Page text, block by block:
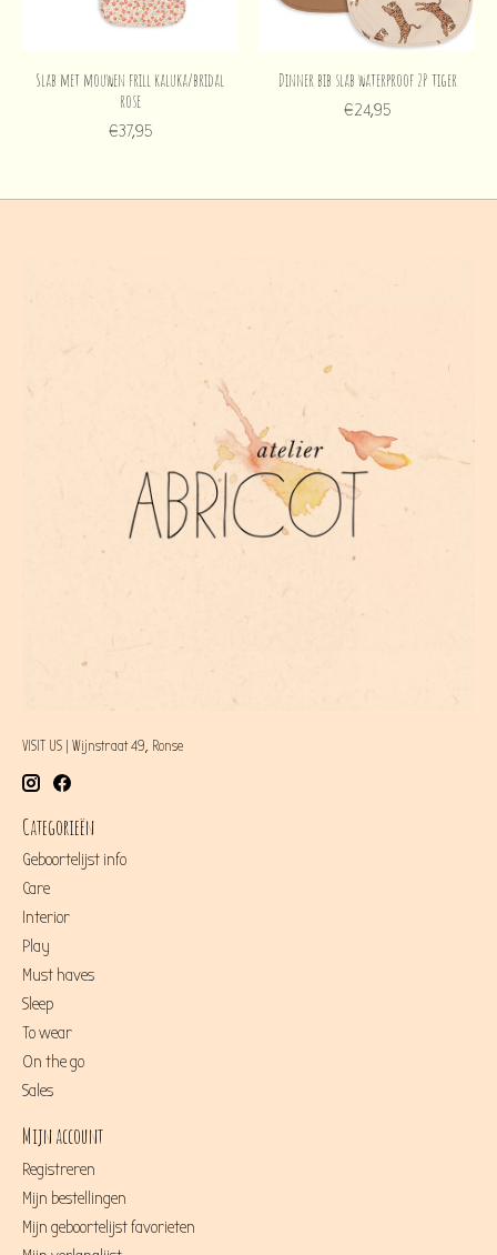
Slab met mouwen frill kaluka/bridal
rose
€37,95
Dinner bib slab waterproof 2P tiger
€24,95
VISIT US | Wijnstraat 49, Ronse
Categorieën
Geboortelijst info
Care
Interior
Play
Must haves
Sleep
To wear
On the go
Sales
Mijn account
Registreren
Mijn bestellingen
Mijn geboortelijst favorieten